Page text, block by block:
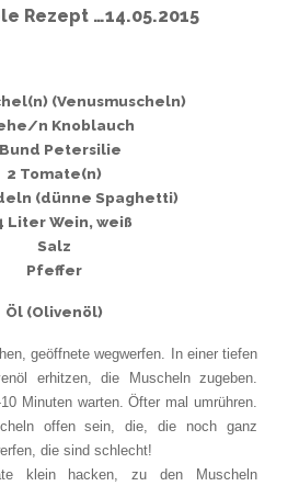
Rezept …14.05.2015
(Venusmuscheln)
n Knoblauch
Petersilie
2 Tomate(n)
(dünne Spaghetti)
Liter Wein, weiß
Salz
Pfeffer
Öl (Olivenöl)
geöffnete wegwerfen. In einer tiefen
erhitzen, die Muscheln zugeben.
Minuten warten. Öfter mal umrühren.
offen sein, die, die noch ganz
die sind schlecht!
klein hacken, zu den Muscheln